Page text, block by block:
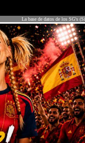
La base de datos de los SG's